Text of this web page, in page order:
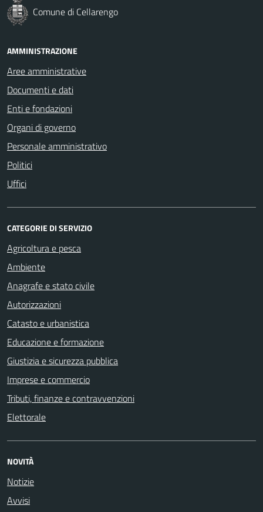
Comune di Cellarengo
AMMINISTRAZIONE
Aree amministrative
Documenti e dati
Enti e fondazioni
Organi di governo
Personale amministrativo
Politici
Uffici
CATEGORIE DI SERVIZIO
Agricoltura e pesca
Ambiente
Anagrafe e stato civile
Autorizzazioni
Catasto e urbanistica
Educazione e formazione
Giustizia e sicurezza pubblica
Imprese e commercio
Tributi, finanze e contravvenzioni
Elettorale
NOVITÀ
Notizie
Avvisi